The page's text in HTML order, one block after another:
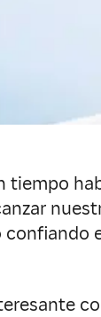
tiempo